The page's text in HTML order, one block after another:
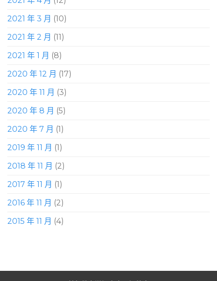
2021 年 3 月 (10)
2021 年 2 月 (11)
2021 年 1 月 (8)
2020 年 12 月 (17)
2020 年 11 月 (3)
2020 年 8 月 (5)
2020 年 7 月 (1)
2019 年 11 月 (1)
2018 年 11 月 (2)
2017 年 11 月 (1)
2016 年 11 月 (2)
2015 年 11 月 (4)